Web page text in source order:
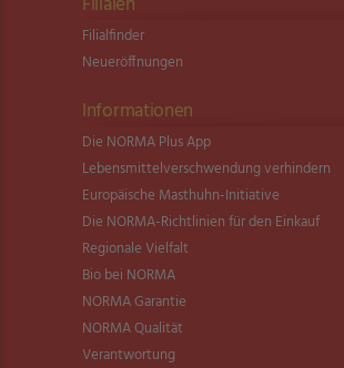
Filialfinder
Neueröffnungen
Informationen
Die NORMA Plus App
Lebensmittel­verschwendung verhindern
Europäische Masthuhn-Initiative
Die NORMA-Richtlinien für den Einkauf
Regionale Vielfalt
Bio bei NORMA
NORMA Garantie
NORMA Qualität
Verantwortung